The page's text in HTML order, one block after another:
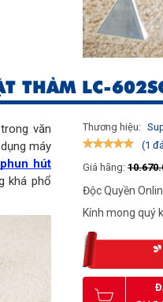
THẢM LC-
văn
máy
hút
khá phổ
Thương hiệu:
(1
Giá hãng:
Độc Quyền
Kính mong quý